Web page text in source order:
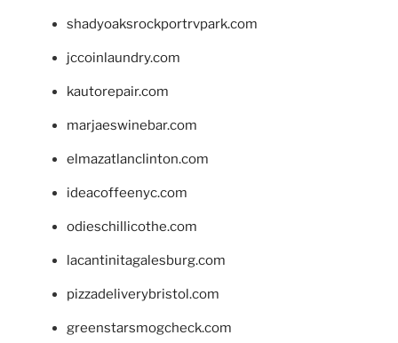
shadyoaksrockportrvpark.com
jccoinlaundry.com
kautorepair.com
marjaeswinebar.com
elmazatlanclinton.com
ideacoffeenyc.com
odieschillicothe.com
lacantinitagalesburg.com
pizzadeliverybristol.com
greenstarsmogcheck.com